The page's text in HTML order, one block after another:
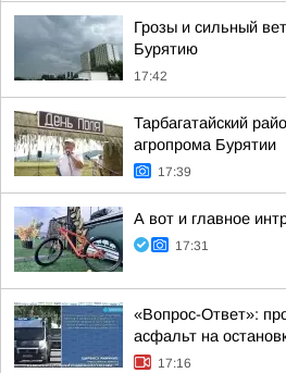
Грозы и сильный
Бурятию
17:42
Тарбагатайский
агропрома Бурятии
17:39
А вот и главное
17:31
«Вопрос-Ответ»:
асфальт на
17:16